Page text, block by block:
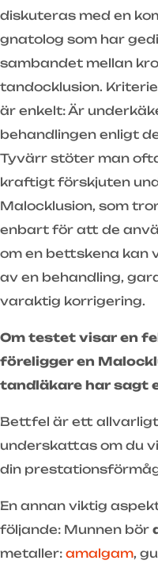
diskuteras med en
gnatolog som har
sambandet mellan
tandocklusion.
är enkelt: Är
behandlingen enligt
Tyvärr stöter man
kraftigt förskjuten
Malocklusion, som
enbart för att de
om en bettskena kan
av en behandling,
varaktig korrigering.
Om testet visar en
föreligger en
tandläkare har sagt
Bettfel är ett
underskattas om du
din
En annan viktig
följande: Munnen bör
metaller: amalgam,